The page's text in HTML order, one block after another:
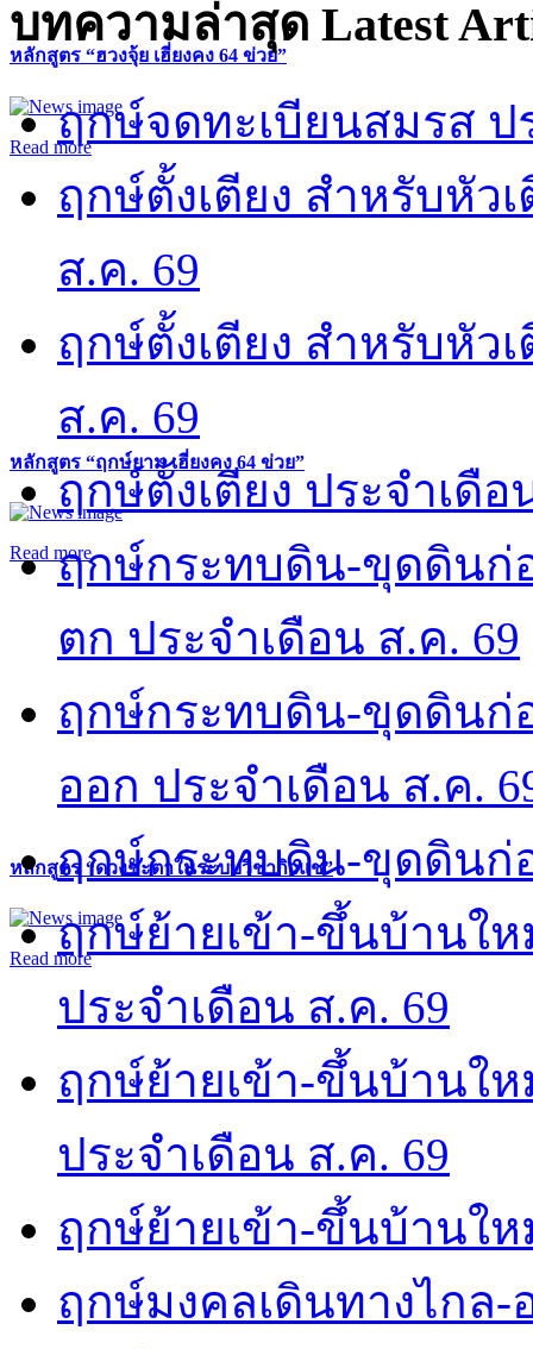
หลักสูตร “ฮวงจุ้ย เฮี่ยงคง 64 ข่วย”
Read more
หลักสูตร “ฤกษ์ยาม เฮี่ยงคง 64 ข่วย”
Read more
หลักสูตร “ดวงชะตาในระบบวิชากิวแช”
Read more
บทความล่าสุด Latest
ฤกษ์จดทะเบียนสมรส ป
ฤกษ์ตั้งเตียง สำหรับหัว
ส.ค. 69
ฤกษ์ตั้งเตียง สำหรับหัว
ส.ค. 69
ฤกษ์ตั้งเตียง ประจำเดือ
ฤกษ์กระทบดิน-ขุดดินก่
ตก ประจำเดือน ส.ค. 69
ฤกษ์กระทบดิน-ขุดดินก่
ออก ประจำเดือน ส.ค.
ฤกษ์กระทบดิน-ขุดดินก่
ฤกษ์ย้ายเข้า-ขึ้นบ้านใ
ประจำเดือน ส.ค. 69
ฤกษ์ย้ายเข้า-ขึ้นบ้านใ
ประจำเดือน ส.ค. 69
ฤกษ์ย้ายเข้า-ขึ้นบ้านให
ฤกษ์มงคลเดินทางไกล-